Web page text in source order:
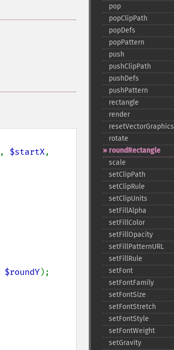
, $startX
$roundY);
pop
popClipPath
popDefs
popPattern
push
pushClipPath
pushDefs
pushPattern
rectangle
render
resetVectorGraphics
rotate
roundRectangle
scale
setClipPath
setClipRule
setClipUnits
setFillAlpha
setFillColor
setFillOpacity
setFillPatternURL
setFillRule
setFont
setFontFamily
setFontSize
setFontStretch
setFontStyle
setFontWeight
setGravity